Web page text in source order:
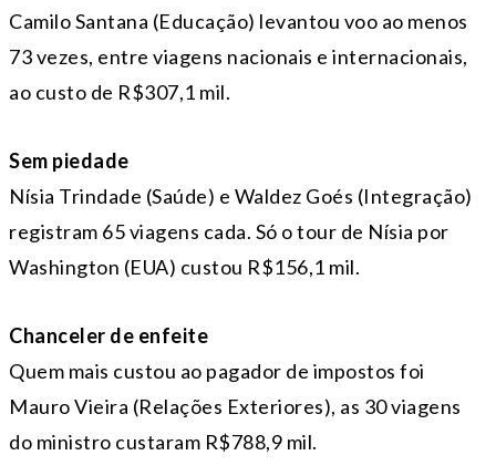
Camilo Santana (Educação) levantou voo ao menos
73 vezes, entre viagens nacionais e internacionais,
ao custo de R$307,1 mil.
Sem piedade
Nísia Trindade (Saúde) e Waldez Goés (Integração)
registram 65 viagens cada. Só o tour de Nísia por
Washington (EUA) custou R$156,1 mil.
Chanceler de enfeite
Quem mais custou ao pagador de impostos foi
Mauro Vieira (Relações Exteriores), as 30 viagens
do ministro custaram R$788,9 mil.